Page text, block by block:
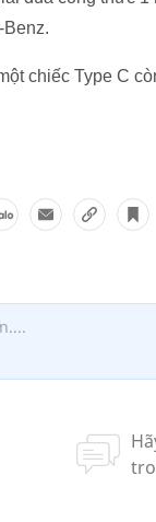
Benz.
chiếc Type C